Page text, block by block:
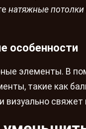
натяжные потолки
особенности
элементы. В
такие как
визуально